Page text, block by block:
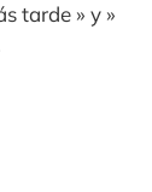
tarde » y »